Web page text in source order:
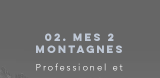
02. Mes 2
montagnes
Professionel et